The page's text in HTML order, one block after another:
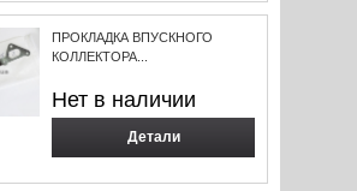
ПРОКЛАДКА ВПУСКНОГО
КОЛЛЕКТОРА...
Нет в наличии
Детали